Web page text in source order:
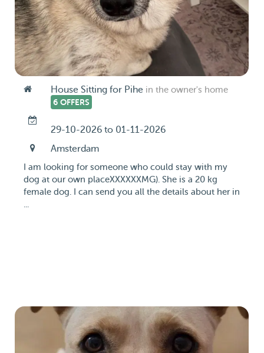
House Sitting for Pihe in the owner's home
6 OFFERS
29-10-2026 to 01-11-2026
Amsterdam
I am looking for someone who could stay with my
dog at our own placeXXXXXXMG). She is a 20 kg
female dog. I can send you all the details about her in
...